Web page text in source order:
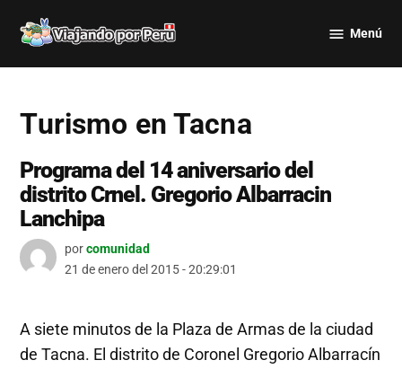
por Perú
Menú
Turismo en Tacna
Programa del 14 aniversario del
distrito Crnel. Gregorio Albarracin
Lanchipa
porcomunidad
21 de enero del 2015 - 20:29:01
A siete minutos de la Plaza de Armas de la ciudad
de Tacna. El distrito de Coronel Gregorio Albarracín